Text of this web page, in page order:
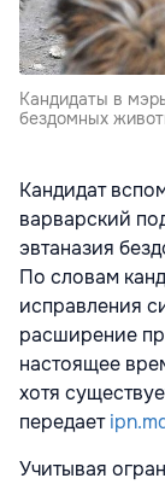
Кандидаты в
бездомных
Кандидат
варварский
эвтаназия
По словам
исправления
расширение
настоящее
хотя
передает
Учитывая